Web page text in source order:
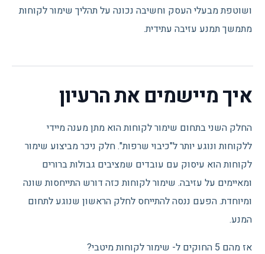
ושוטפת מבעלי העסק וחשיבה נכונה על תהליך שימור לקוחות
מתמשך תמנע עזיבה עתידית.
איך מיישמים את הרעיון
החלק השני בתחום שימור לקוחות הוא מתן מענה מיידי
ללקוחות ונוגע יותר ל"כיבוי שרפות". חלק ניכר מביצוע שימור
לקוחות הוא עיסוק עם עובדים שמציבים גבולות ברורים
ומאיימים על עזיבה. שימור לקוחות כזה דורש התייחסות שונה
ומיוחדת. הפעם ננסה להתייחס לחלק הראשון שנוגע לתחום
המנע.
אז מהם 5 החוקים ל- שימור לקוחות מיטבי?